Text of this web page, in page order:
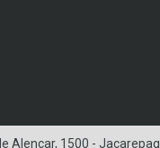
Alencar, 1500 -